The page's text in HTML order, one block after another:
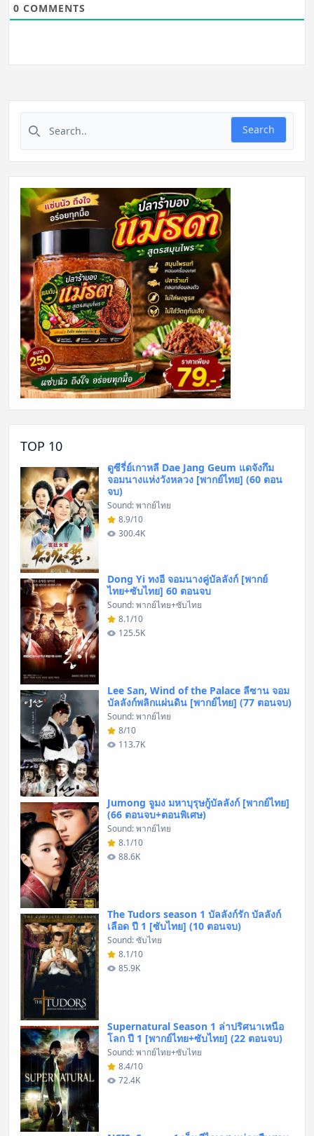
0 COMMENTS
Search for:
Search
TOP 10
ดูซีรี่ย์เกาหลี Dae Jang Geum แดจังกึม
จอมนางแห่งวังหลวง [พากย์ไทย] (60 ตอน
จบ)
Sound: พากย์ไทย
8.9/10
300.4K
Dong Yi ทงอี จอมนางคู่บัลลังก์ [พากย์
ไทย+ซับไทย] 60 ตอนจบ
Sound: พากย์ไทย+ซับไทย
8.1/10
125.5K
Lee San, Wind of the Palace ลีซาน จอม
บัลลังก์พลิกแผ่นดิน [พากย์ไทย] (77 ตอนจบ)
Sound: พากย์ไทย
8/10
113.7K
Jumong จูมง มหาบุรุษกู้บัลลังก์ [พากย์ไทย]
(66 ตอนจบ+ตอนพิเศษ)
Sound: พากย์ไทย
8.1/10
88.6K
The Tudors season 1 บัลลังก์รัก บัลลังก์
เลือด ปี 1 [ซับไทย] (10 ตอนจบ)
Sound: ซับไทย
8.1/10
85.9K
Supernatural Season 1 ล่าปริศนาเหนือ
โลก ปี 1 [พากย์ไทย+ซับไทย] (22 ตอนจบ)
Sound: พากย์ไทย+ซับไทย
8.4/10
72.4K